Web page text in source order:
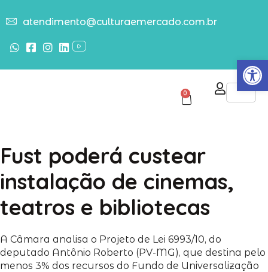
Abrir
atendimento@culturaemercado.com.br
0
Fust poderá custear
instalação de cinemas,
teatros e bibliotecas
A Câmara analisa o Projeto de Lei 6993/10, do
deputado Antônio Roberto (PV-MG), que destina pelo
menos 3% dos recursos do Fundo de Universalização